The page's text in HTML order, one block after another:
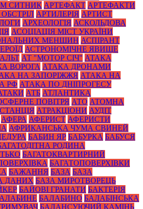
СИТНИК АРТЕФАКТ АРТЕФАКТИ
АРТИЛЕРІЯ АРТИСТ
АРХЕОЛОГІЯ АСКОЛЬДОВА
АСОЦІАЦІЯ МІСТ УКРАЇНИ
МЕНШИН АСПІРАНТ
АСТРОНОМІЧНЕ ЯВИЩЕ
АТ "МОТОР СІЧ" АТАКА
ВОРОГА АТАКА ДРОНАМИ
НА ЗАПОРІЖЖЯ АТАКА НА
РФ АТАКА ПО ДНІПРОГЕСУ
АТБ АТЛАНТИКА
ПОВІТРЯ АТО АТОМНА
АТРАКЦІОНИ АУДІТ
АФЕРА АФЕРИСТ АФЕРИСТИ
АФРИКАНСЬКА ЧУМА СВИНЕЙ
БАБИН ЯР БАБУРКА БАБУСЯ
РОДИНА
БАГАТОКВАРТИРНИЙ
БАГАТОПОВЕРХІВКИ
БАЖАННЯ БАЗА БАЗА
ДАНИХ БАЗА МИРОТВОРЕЦЬ
БАЙОВІ ГРАНАТИ БАКТЕРІЯ
БАЛАБИНО БАЛАБІНСЬКА
БАЛАНСУЮЧИЙ КАМІНЬ